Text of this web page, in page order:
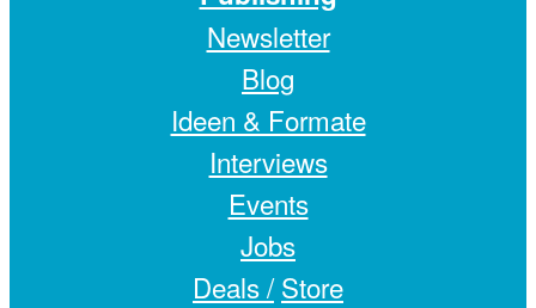
Newsletter
Blog
Ideen & Formate
Interviews
Events
Jobs
Deals / Store